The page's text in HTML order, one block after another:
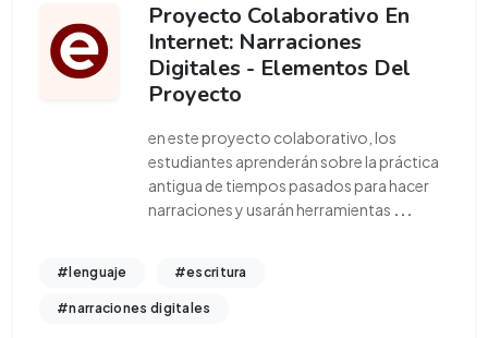
Proyecto Colaborativo En
Internet: Narraciones
Digitales - Elementos Del
Proyecto
en este proyecto colaborativo, los
estudiantes aprenderán sobre la práctica
antigua de tiempos pasados para hacer
narraciones y usarán herramientas ...
#lenguaje #escritura
#narraciones digitales